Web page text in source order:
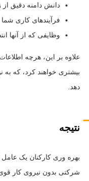
دانش دامنه دقیق از
فرآیندهای کاری شما
وظایفی که از آنها
علاوه بر این، هرچه
بیشتری خواهند کرد، که
دهد.
نتیجه
بهره وری کارکنان یک
شرکتی بدون نیروی کار